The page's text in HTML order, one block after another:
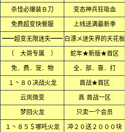
杀怪必爆装Ｂ刀 变态神兵狂吸血
免费超变快餐服 上线送满最新季
━━超变无限迷失━━ 白漂メ迷失界的天花板
〔 大哥专属 〕 蛇年★新版★首区
免．费．宠．物 全．部．靠．打
１丶８０决战火龙 首战★首区
云岚微变 真·首战一区
梦回火龙 只卖一个会员
１丶８５＄哪吒火龙 冲２０送２０００块